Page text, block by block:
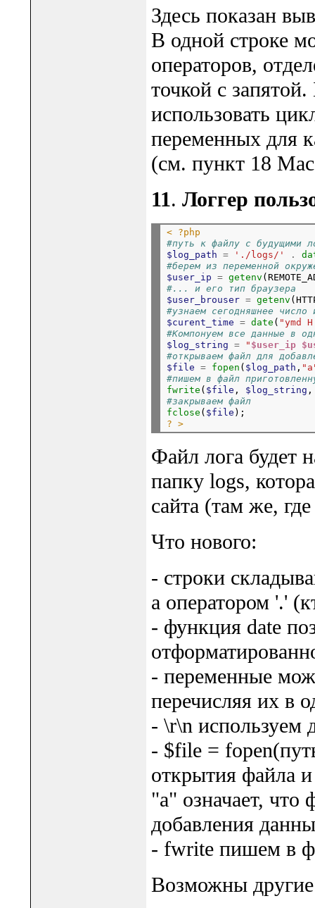
Здесь показан
В одной строке
операторов,
точкой с
использовать
переменных для
(см. пункт 18
11. Логгер
< ?php
#путь к файлу с будущими
$log_path = './logs/' .
#берем из переменной
$user_ip = getenv
#... и его тип браузера
$user_brouser = getenv
#узнаем сегодняшнее число
$curent_time = date ( "ymd
#Компонуем все данные в
$log_string = " $user_ip
#открываем файл для
$file = fopen ( $log_path ,
#пишем в файл
fwrite ( $file , $log_string
#закрываем файл
fclose ( $file
? >
Файл лога будет
папку logs,
сайта (там же,
Что нового:
- строки
а оператором '.'
- функция date
- переменные
перечисляя их в
- \r\n используем
- $file =
открытия файла
"a" означает, что
добавления
- fwrite пишем в
Возможны